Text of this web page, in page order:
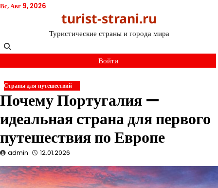
Перейти
Вс, Авг 9, 2026
turist-strani.ru
Туристические страны и города мира
Войти
Страны для путешествий
Почему Португалия —
идеальная страна для первого
путешествия по Европе
admin 12.01.2026